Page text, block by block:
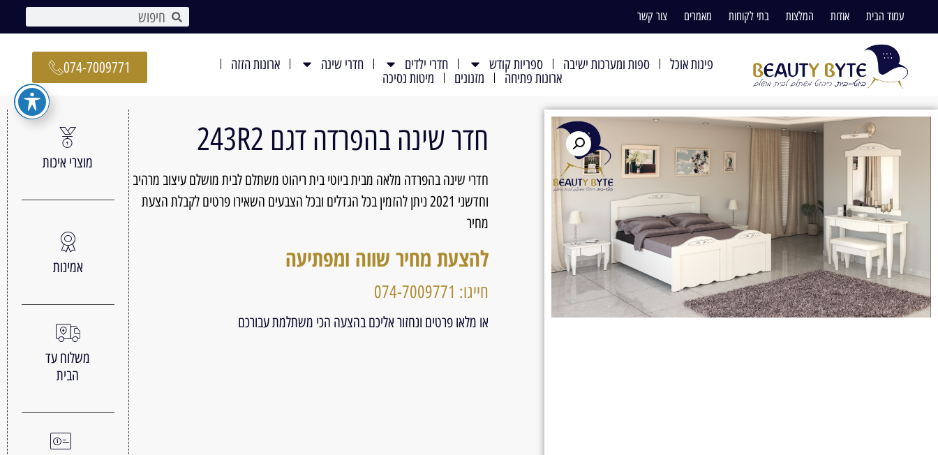
עמוד הבית אודות המלצות בתי לקוחות מאמרים צור קשר
פינות אוכל ספות ומערכות ישיבה ספריות קודש חדרי ילדים חדרי שינה
ארונות הזזה
ארונות פתיחה
מזנונים מיטות נסיכה
074-7009771
חדר שינה בהפרדה דגם 243R2
חדרי שינה בהפרדה מלאה מבית ביוטי בית ריהוט משתלם לבית מושלם עיצוב מרהיב
וחדשני 2021 ניתן להזמין בכל הגדלים ובכל הצבעים השאירו פרטים לקבלת הצעת
מחיר
להצעת מחיר שווה ומפתיעה
חייגו: 074-7009771
או מלאו פרטים ונחזור אליכם בהצעה הכי משתלמת עבורכם
מוצרי איכות
אמינות
משלוח עד
הבית